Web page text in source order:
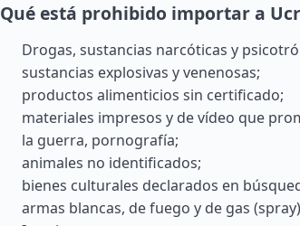
Qué está prohibido importar a
Drogas, sustancias narcóticas y
sustancias explosivas y venenosas;
productos alimenticios sin certificado;
materiales impresos y de vídeo que
la guerra, pornografía;
animales no identificados;
bienes culturales declarados en
armas blancas, de fuego y de gas